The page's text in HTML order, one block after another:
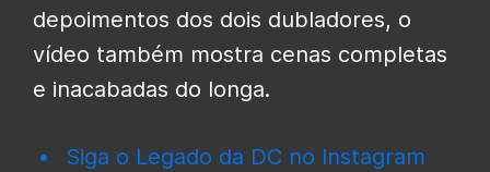
depoimentos dos dois dubladores, o
vídeo também mostra cenas completas
e inacabadas do longa.
Siga o Legado da DC no Instagram